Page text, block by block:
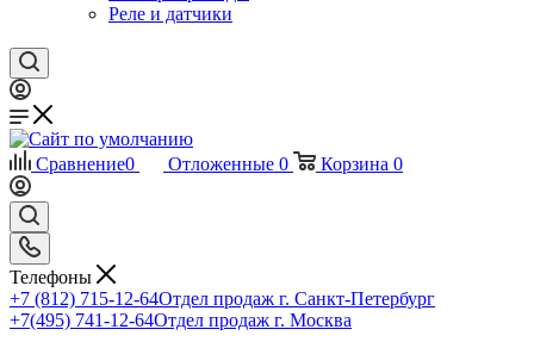
Реле и датчики
Сравнение0 Отложенные 0 Корзина 0
Телефоны
+7 (812) 715-12-64Отдел продаж г. Санкт-Петербург
+7(495) 741-12-64Отдел продаж г. Москва